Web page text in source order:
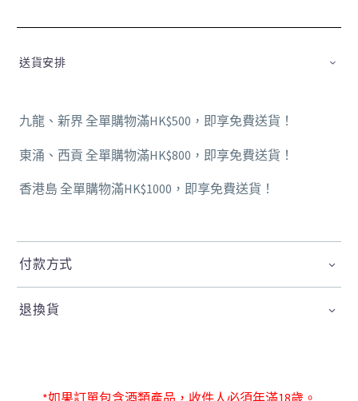
送貨安排
九龍、新界 全單購物滿HK$500，即享免費送貨！
東涌、西貢 全單購物滿HK$800，即享免費送貨！
香港島 全單購物滿HK$1000，即享免費送貨！
付款方式
退換貨